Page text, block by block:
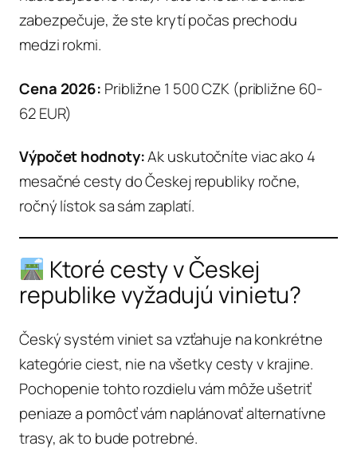
zabezpečuje, že ste krytí počas prechodu
medzi rokmi.
Cena 2026: Približne 1 500 CZK (približne 60-
62 EUR)
Výpočet hodnoty:Ak uskutočníte viac ako 4
mesačné cesty do Českej republiky ročne,
ročný lístok sa sám zaplatí.
Ktoré cesty v Českej
republike vyžadujú vinietu?
Český systém viniet sa vzťahuje na konkrétne
kategórie ciest, nie na všetky cesty v krajine.
Pochopenie tohto rozdielu vám môže ušetriť
peniaze a pomôcť vám naplánovať alternatívne
trasy, ak to bude potrebné.